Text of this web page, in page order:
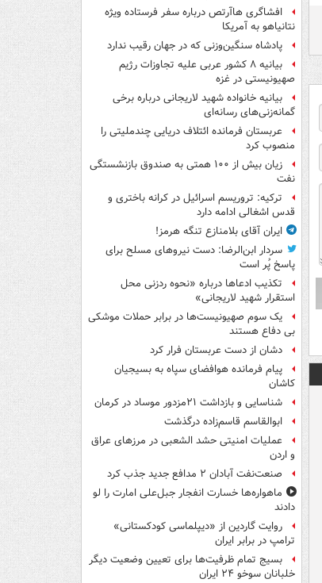
افشاگری هاآرتص درباره سفر فرستاده ویژه
نتانیاهو به آمریکا
پادشاه سنگین‌وزنی که در جهان رقیب ندارد
بیانیه ۸ کشور عربی علیه تجاوزات رژیم
صهیونیستی در غزه
بیانیه خانواده شهید لاریجانی درباره برخی
گمانه‌زنی‌های رسانه‌ای
عربستان فرمانده ائتلاف دریایی چندملیتی را
منصوب کرد
زیان بیش از ۱۰۰ همتی به صندوق‌ بازنشستگی
نفت
ترکیه: تروریسم اسرائیل در کرانه باختری و
قدس اشغالی ادامه دارد
ایران آقای بلامنازع تنگه هرمز!
سردار ابن‌الرضا: دست نیروهای مسلح برای
پاسخ پُر است
تکذیب ادعاها درباره «نحوه ردزنی محل
استقرار شهید لاریجانی»
یک‌ سوم صهیونیست‌ها در برابر حملات موشکی
بی دفاع هستند
دشان از دست عربستان فرار کرد
پیام فرمانده هوافضای سپاه به بسیجیان
کاشان
شناسایی و بازداشت ۲۱مزدور موساد در کرمان
ابوالقاسم قاسم‌زاده درگذشت
عملیات امنیتی حشد الشعبی در مرزهای عراق
و اردن
صنعت‌نفت آبادان ۲ مدافع جدید جذب کرد
ماهواره‌ها خسارت انفجار جبل‌علی امارت را لو
دادند
روایت گاردین از «دیپلماسی کودکستانی»
ترامپ در برابر ایران
بسیج تمام ظرفیت‌ها برای تعیین وضعیت دیگر
خلبانان سوخو ۲۴ ایران